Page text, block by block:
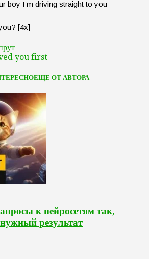
boy I’m driving straight to you
[4x]
you first
ЕЩЕ ОТ АВТОРА
к нейросетям так,
результат